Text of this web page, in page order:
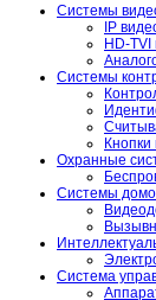
Системы
IP
HD-
Системы
Охранные
Системы
Система